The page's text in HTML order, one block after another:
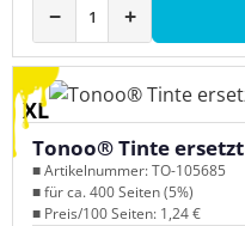
− +
XL
Tonoo® Tinte ersetzt
■ Artikelnummer: TO-105685
■ für ca. 400 Seiten (5%)
■ Preis/100 Seiten: 1,24 €